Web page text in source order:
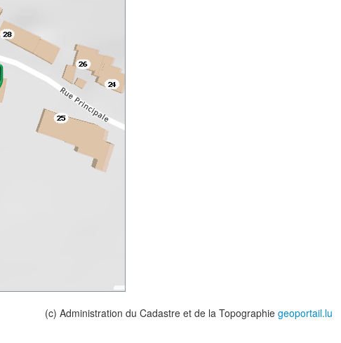
(c) Administration du Cadastre et de la Topographie geoportail.lu